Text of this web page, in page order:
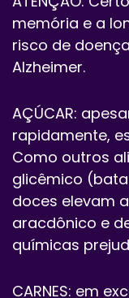
memória e a
risco de
Alzheimer.
AÇÚCAR:
rapidamente,
Como outros
glicêmico
doces elevam
aracdônico e
químicas
CARNES: em